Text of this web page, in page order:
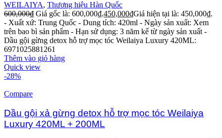
WEILAIYA, Thương hiệu Hàn Quốc
600,000₫ Giá gốc là: 600,000₫.450,000₫Giá hiện tại là: 450,000₫.
- Xuất xứ: Trung Quốc - Dung tích: 420ml - Ngày sản xuất: Xem
trên bao bì sản phẩm - Hạn sử dụng: 3 năm kể từ ngày sản xuất -
Dầu gội gừng detox hỗ trợ mọc tóc Weilaiya Luxury 420ML:
6971025881261
Thêm vào giỏ hàng
Quick view
-28%
Compare
Dầu gội xả gừng detox hỗ trợ mọc tóc Weilaiya
Luxury 420ML + 200ML